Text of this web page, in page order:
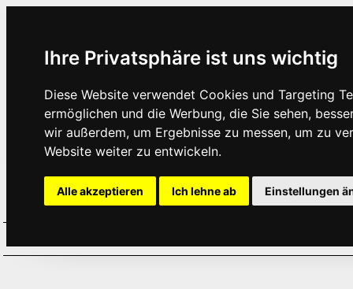
Ihre Privatsphäre ist uns wichtig
Diese Website verwendet Cookies und Targeting
ermöglichen und die Werbung, die Sie sehen,
wir außerdem, um Ergebnisse zu messen, um zu
Website weiter zu entwickeln.
Alle akzeptieren Ich lehne ab Einstellungen